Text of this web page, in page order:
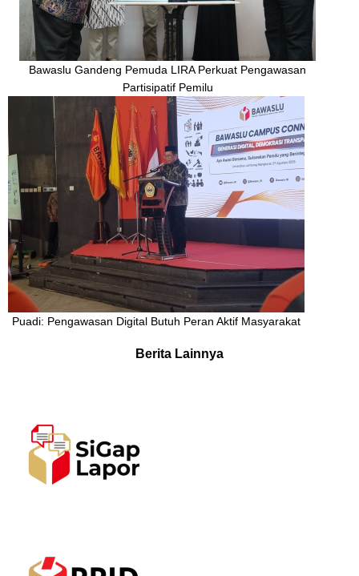
Bawaslu Gandeng Pemuda LIRA Perkuat Pengawasan
Partisipatif Pemilu
Puadi: Pengawasan Digital Butuh Peran Aktif Masyarakat
Berita Lainnya